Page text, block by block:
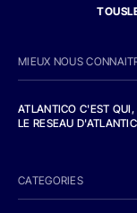
MIEUX NOUS
ATLANTICO C'EST
LE RESEAU
CATEGORIES